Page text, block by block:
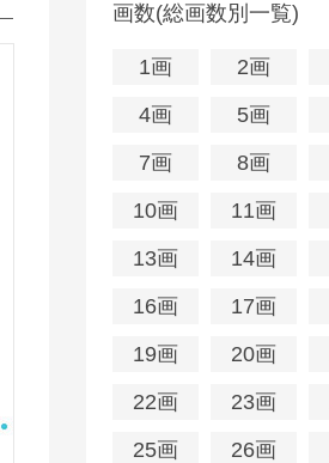
画数(総画数別一覧)
1画 2画
4画
5画
7画
8画
10画
11画
13画
14画
16画
17画
19画
20画
22画
23画
25画
26画